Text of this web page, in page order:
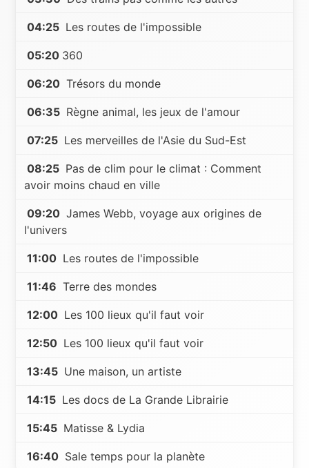
04:25 Les routes de l'impossible
05:20 360
06:20 Trésors du monde
06:35 Règne animal, les jeux de l'amour
07:25 Les merveilles de l'Asie du Sud-Est
08:25 Pas de clim pour le climat : Comment
avoir moins chaud en ville
09:20 James Webb, voyage aux origines de
l'univers
11:00 Les routes de l'impossible
11:46 Terre des mondes
12:00 Les 100 lieux qu'il faut voir
12:50 Les 100 lieux qu'il faut voir
13:45 Une maison, un artiste
14:15 Les docs de La Grande Librairie
15:45 Matisse & Lydia
16:40 Sale temps pour la planète